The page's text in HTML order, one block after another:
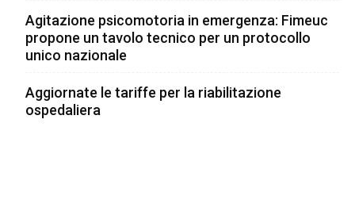
Agitazione psicomotoria in emergenza: Fimeuc
propone un tavolo tecnico per un protocollo
unico nazionale
Aggiornate le tariffe per la riabilitazione
ospedaliera